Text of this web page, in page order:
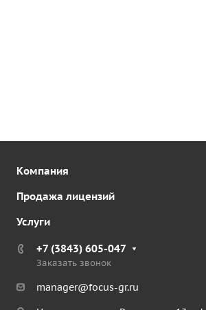
Компания
Продажа лицензий
Услуги
+7 (3843) 605-047
Заказать звонок
manager@focus-gr.ru